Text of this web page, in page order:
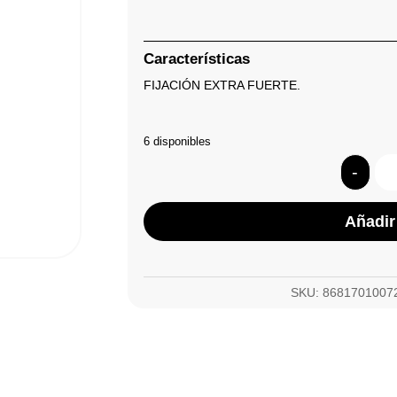
Características
FIJACIÓN EXTRA FUERTE.
6 disponibles
-
SKU: